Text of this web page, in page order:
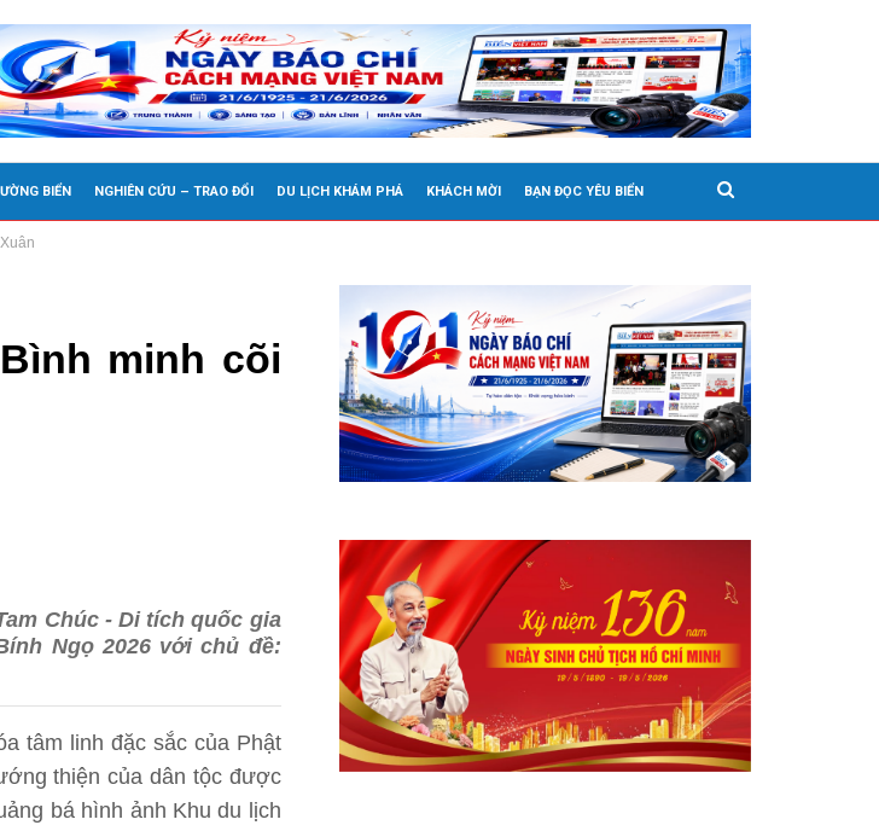
BIỂN NGHIÊN CỨU – TRAO ĐỔI DU LỊCH KHÁM PHÁ KHÁCH MỜI BẠN ĐỌC YÊU BIỂN
minh cõi
Chúc - Di tích quốc gia
Ngọ 2026 với chủ đề:
tâm linh đặc sắc của Phật
thiện của dân tộc được
bá hình ảnh Khu du lịch